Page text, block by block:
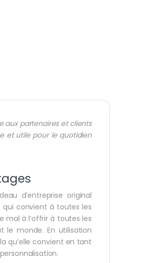
aux partenaires et clients
et utile pour le quotidien
d’entreprise original
qui convient à toutes les
mal à l’offrir à toutes les
monde. En utilisation
qu’elle convient en tant